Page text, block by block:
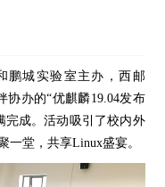
鹏城实验室主办，西邮
办的“优麒麟19.04发布
完成。活动吸引了校内外
一堂，共享Linux盛宴。